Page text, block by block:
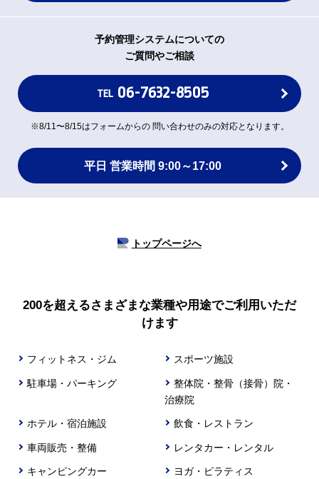
予約管理システムについての
ご質問やご相談
TEL 06-7632-8505
※8/11〜8/15はフォームからの 問い合わせのみの対応となります。
平日 営業時間 9:00～17:00
トップページへ
200を超えるさまざまな業種や用途でご利用いただ
けます
フィットネス・ジム スポーツ施設
駐車場・パーキング
整体院・整骨（接骨）院・
治療院
ホテル・宿泊施設 飲食・レストラン
車両販売・整備 レンタカー・レンタル
キャンピングカー ヨガ・ピラティス